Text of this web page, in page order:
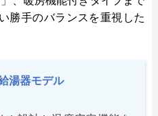
勝手のバランスを重視した
湯器モデル